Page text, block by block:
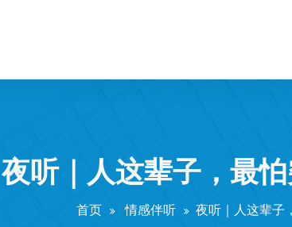
夜听｜人这辈子，最
首页 情感伴听 夜听｜人这辈子